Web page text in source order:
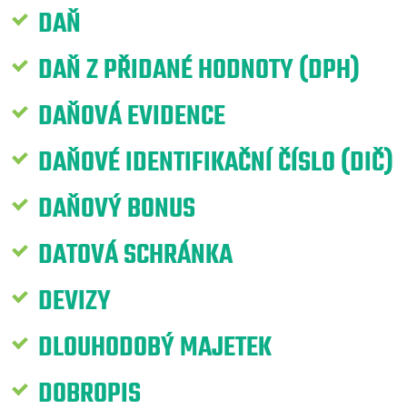
DAŇ
DAŇ Z PŘIDANÉ HODNOTY (DPH)
DAŇOVÁ EVIDENCE
DAŇOVÉ IDENTIFIKAČNÍ ČÍSLO (DIČ)
DAŇOVÝ BONUS
DATOVÁ SCHRÁNKA
DEVIZY
DLOUHODOBÝ MAJETEK
DOBROPIS